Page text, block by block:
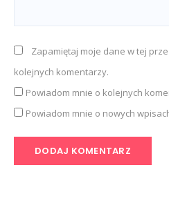
Zapamiętaj moje dane w tej
kolejnych komentarzy.
Powiadom mnie o kolejnych
Powiadom mnie o nowych